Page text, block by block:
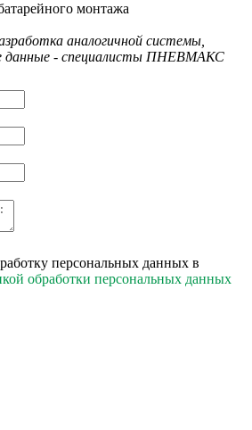
монтажа
аналогичной системы,
данные - специалисты ПНЕВМАКС
персональных данных в
обработки персональных данных